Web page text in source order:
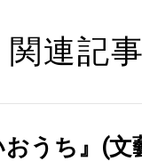
関連記
おうち』(文